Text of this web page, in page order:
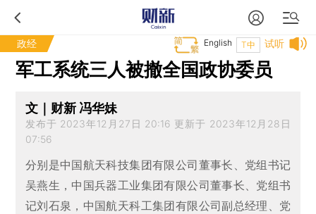
政经 试听
T中
English
军工系统三人被撤全国政协委员
文｜财新 冯华妹
发布于 2023年12月27日 20:16 更新于 2023年12月28日
07:56
分别是中国航天科技集团有限公司董事长、党组书记
吴燕生，中国兵器工业集团有限公司董事长、党组书
记刘石泉，中国航天科工集团有限公司副总经理、党